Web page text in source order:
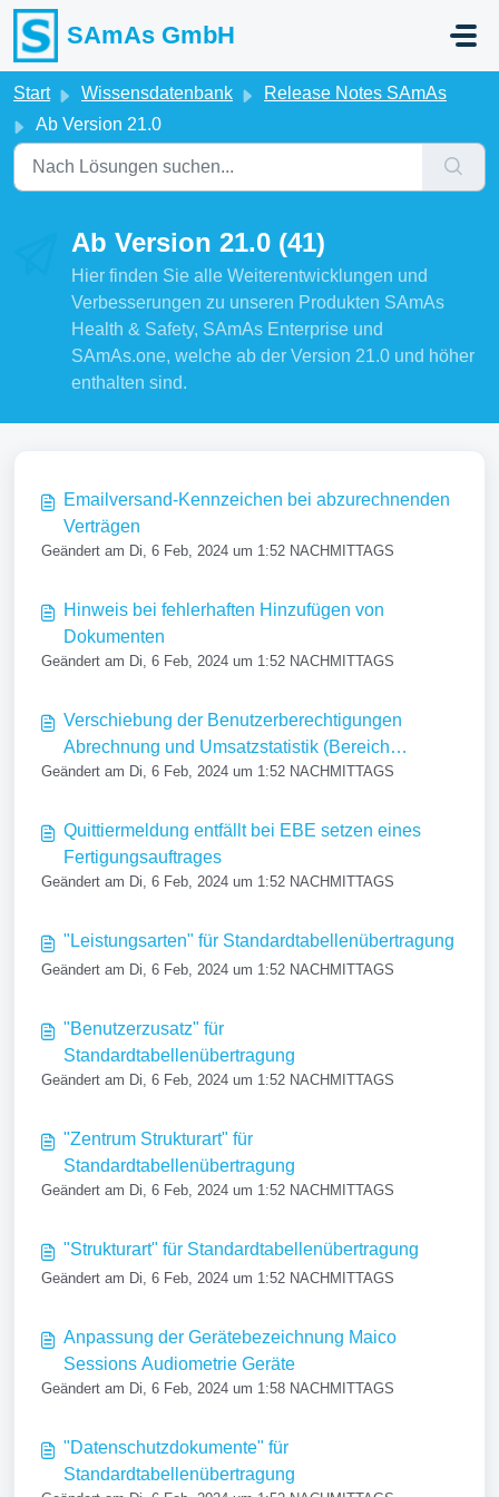
Zum hauptsächlichen Inhalt gehen
SAmAs GmbH
Start Wissensdatenbank
Release Notes SAmAs
Ab Version 21.0
Ab Version 21.0 (41)
Hier finden Sie alle Weiterentwicklungen und
Verbesserungen zu unseren Produkten SAmAs
Health & Safety, SAmAs Enterprise und
SAmAs.one, welche ab der Version 21.0 und höher
enthalten sind.
Emailversand-Kennzeichen bei abzurechnenden
Verträgen
Geändert am Di, 6 Feb, 2024 um 1:52 NACHMITTAGS
Hinweis bei fehlerhaften Hinzufügen von
Dokumenten
Geändert am Di, 6 Feb, 2024 um 1:52 NACHMITTAGS
Verschiebung der Benutzerberechtigungen
Abrechnung und Umsatzstatistik (Bereich
Rechnungslegung)
Geändert am Di, 6 Feb, 2024 um 1:52 NACHMITTAGS
Quittiermeldung entfällt bei EBE setzen eines
Fertigungsauftrages
Geändert am Di, 6 Feb, 2024 um 1:52 NACHMITTAGS
"Leistungsarten" für Standardtabellenübertragung
Geändert am Di, 6 Feb, 2024 um 1:52 NACHMITTAGS
"Benutzerzusatz" für
Standardtabellenübertragung
Geändert am Di, 6 Feb, 2024 um 1:52 NACHMITTAGS
"Zentrum Strukturart" für
Standardtabellenübertragung
Geändert am Di, 6 Feb, 2024 um 1:52 NACHMITTAGS
"Strukturart" für Standardtabellenübertragung
Geändert am Di, 6 Feb, 2024 um 1:52 NACHMITTAGS
Anpassung der Gerätebezeichnung Maico
Sessions Audiometrie Geräte
Geändert am Di, 6 Feb, 2024 um 1:58 NACHMITTAGS
"Datenschutzdokumente" für
Standardtabellenübertragung